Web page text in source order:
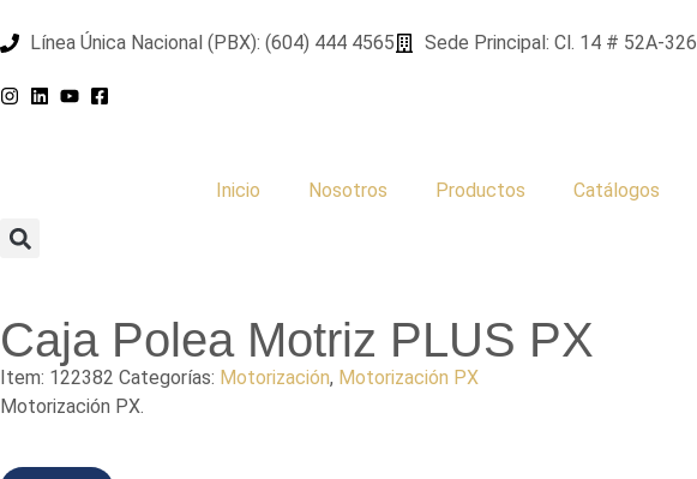
Línea Única Nacional (PBX): (604) 444 4565 Sede Principal: Cl. 14 # 52A-326
Inicio Nosotros Productos Catálogos
Caja Polea Motriz PLUS PX
Item: 122382 Categorías: Motorización, Motorización PX
Motorización PX.